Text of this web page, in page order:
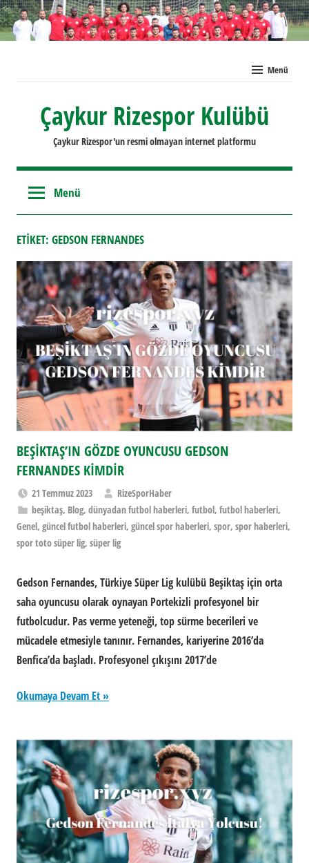
İçeriğe
geç
Menü
Çaykur Rizespor Kulübü
Çaykur Rizespor'un resmi olmayan internet platformu
Menü
ETIKET: GEDSON FERNANDES
BEŞİKTAŞ’IN GÖZDE OYUNCUSU GEDSON
FERNANDES KİMDİR
21 Temmuz 2023
RizeSporHaber
beşiktaş, Blog,dünyadan futbol haberleri,futbol,futbol haberleri,
Genel, güncel futbol haberleri, güncel spor haberleri, spor, spor haberleri,
spor toto süper lig, süper lig
Gedson Fernandes, Türkiye Süper Lig kulübü Beşiktaş için orta
saha oyuncusu olarak oynayan Portekizli profesyonel bir
futbolcudur. Pas verme yeteneği, top sürme becerileri ve
mücadele etmesiyle tanınır. Fernandes, kariyerine 2016’da
Benfica’da başladı. Profesyonel çıkışını 2017’de
Okumaya Devam Et